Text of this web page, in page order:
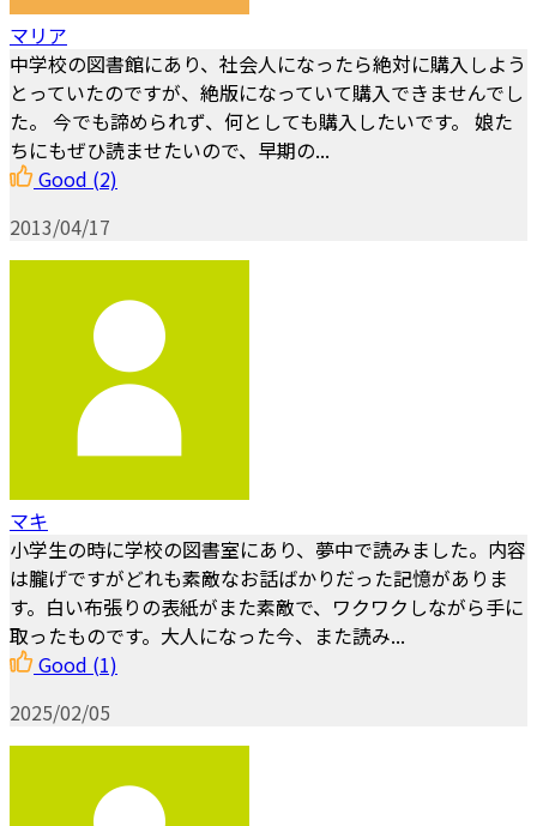
マリア
中学校の図書館にあり、社会人になったら絶対に購入しよう
とっていたのですが、絶版になっていて購入できませんでし
た。 今でも諦められず、何としても購入したいです。 娘た
ちにもぜひ読ませたいので、早期の...
Good (2)
2013/04/17
マキ
小学生の時に学校の図書室にあり、夢中で読みました。内容
は朧げですがどれも素敵なお話ばかりだった記憶がありま
す。白い布張りの表紙がまた素敵で、ワクワクしながら手に
取ったものです。大人になった今、また読み...
Good (1)
2025/02/05